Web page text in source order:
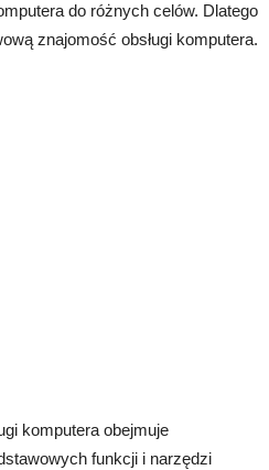
do różnych celów. Dlatego
znajomość obsługi komputera.
komputera obejmuje
funkcji i narzędzi